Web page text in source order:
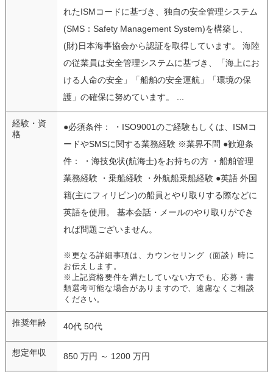
れたISMコードに基づき、独自の安全管理システム
(SMS：Safety Management System)を構築し、
(財)日本海事協会から認証を取得しています。 海陸
の従業員は安全管理システムに基づき、「海上にお
ける人命の安全」「船舶の安全運航」「環境の保
護」の確保に努めています。 ...
経験・資
格
●必須条件： ・ISO9001のご経験もしくは、ISMコ
ードやSMSに関する業務経験 ※業界不問 ●歓迎条
件： ・海技免状(航海士)をお持ちの方 ・船舶管理
業務経験 ・乗船経験 ・外航船乗船経験 ●英語 外国
籍(主にフィリピン)の船員とやり取りする際などに
英語を使用。 基本会話・メールのやり取りができ
れば問題ございません。
※更なる詳細事項は、カウンセリング（面談）時に
お伝えします。
※上記資格要件を満たしていない方でも、応募・書
類選考可能な場合がありますので、遠慮なくご相談
ください。
推奨年齢 40代 50代
想定年収 850 万円 ～ 1200 万円